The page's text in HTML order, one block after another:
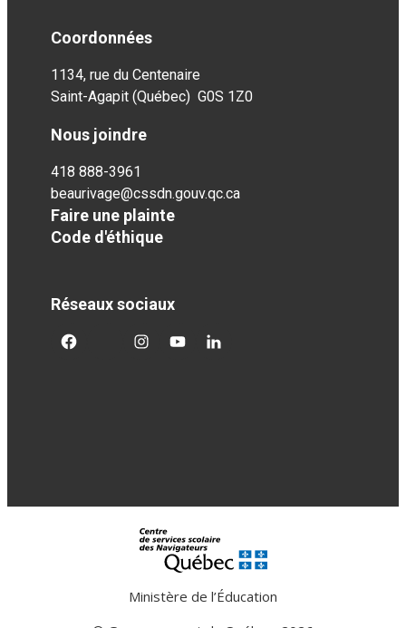
Coordonnées
1134, rue du Centenaire
Saint-Agapit (Québec) G0S 1Z0
Nous joindre
418 888-3961
beaurivage@cssdn.gouv.qc.ca
Faire une plainte
Code d'éthique
Réseaux sociaux
facebooktwittergoogleplus
googleplusgoogleplus
Ministère de l’Éducation